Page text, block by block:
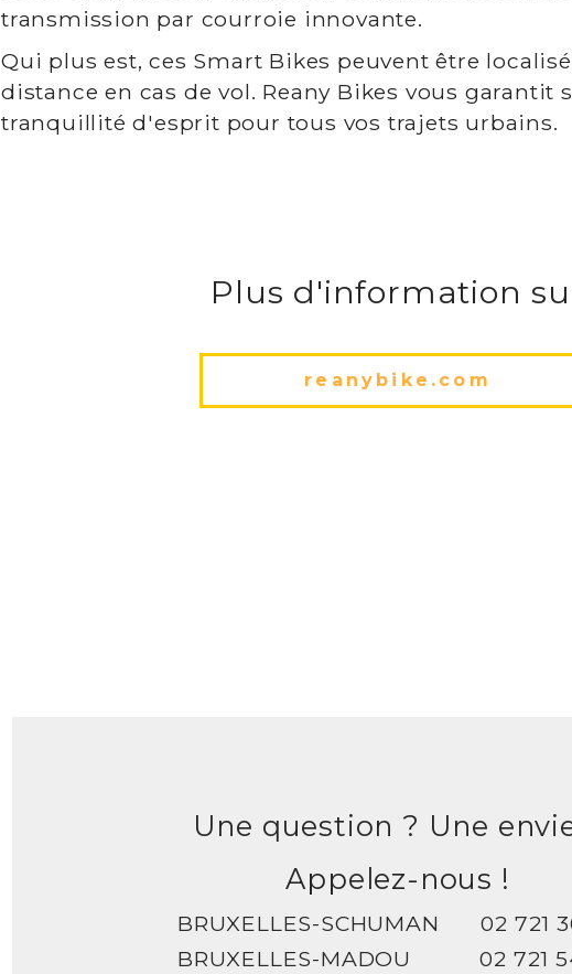
transmission par courroie innovante.
Qui plus est, ces Smart Bikes peuvent être
distance en cas de vol. Reany Bikes vous garantit
tranquillité d'esprit pour tous vos trajets urbains.
Plus d'information
reanybike.com
Une question ? Une
Appelez-nous !
BRUXELLES-SCHUMAN
02 721
BRUXELLES-MADOU
02 721